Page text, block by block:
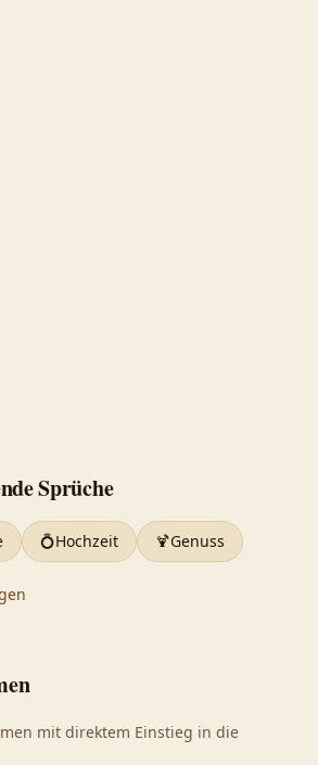
Sprüche
💍Hochzeit 🍹Genuss
mit direktem Einstieg in die